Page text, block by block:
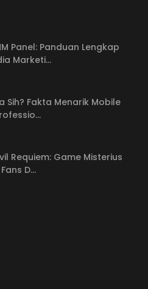
Panel: Panduan Lengkap
Marketi...
Sih? Fakta Menarik Mobile
Requiem: Game Misterius
D...